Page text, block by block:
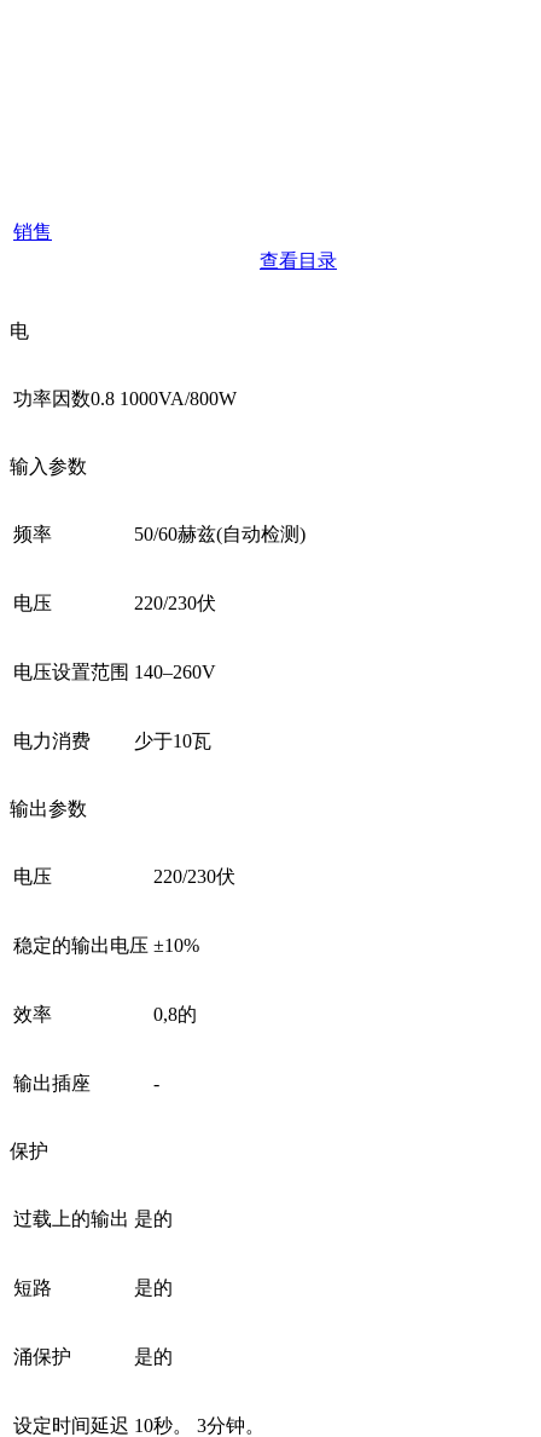
销售
查看目录
电
功率因数0.8 1000VA/800W
输入参数
频率 50/60赫兹(自动检测)
电压 220/230伏
电压设置范围 140–260V
电力消费 少于10瓦
输出参数
电压 220/230伏
稳定的输出电压 ±10%
效率 0,8的
输出插座 -
保护
过载上的输出 是的
短路 是的
涌保护 是的
设定时间延迟 10秒。 3分钟。